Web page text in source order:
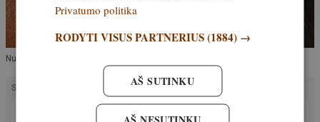
Nuotrauka: pranešiomo autore
SUSIJĘ STRAIPSNIAI
Privatumo politika
RODYTI VISUS PARTNERIUS(1884) →
AŠ SUTINKU
AŠ NESUTINKU